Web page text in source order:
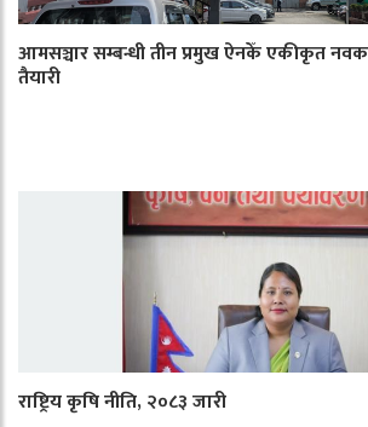
आमसञ्चार सम्बन्धी तीन प्रमुख ऐनकेँ एकीकृत
तैयारी
राष्ट्रिय कृषि नीति, २०८३ जारी